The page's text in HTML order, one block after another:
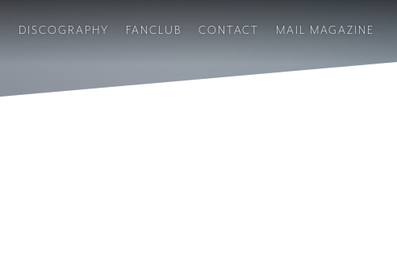
DISCOGRAPHY FANCLUB CONTACT MAIL MAGAZINE